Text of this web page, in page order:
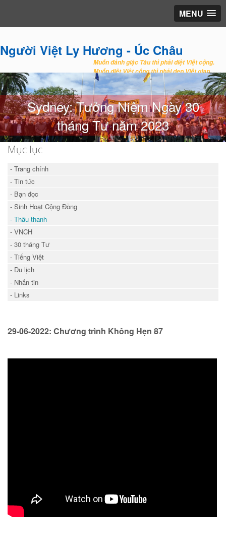
MENU
Người Việt Ly Hương - Úc Châu
Muốn đánh giặc Tàu thì phải diệt Việt cộng.
Muốn diệt Việt cộng thì phải dẹp Việt gian.
Sydney: Tưởng Niệm Ngày 30
tháng Tư năm 2023
Mục lục
- Trang chính
- Tin tức
- Bạn đọc
- Sinh Hoạt Cộng Đồng
- Thâu thanh
- VNCH
- 30 tháng Tư
- Tiếng Việt
- Du lịch
- Nhắn tin
- Links
29-06-2022: Chương trình Không Hẹn 87